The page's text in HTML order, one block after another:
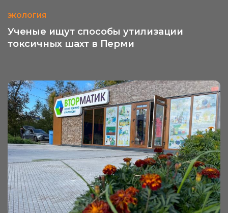
ЭКОЛОГИЯ
Ученые ищут способы утилизации
токсичных шахт в Перми